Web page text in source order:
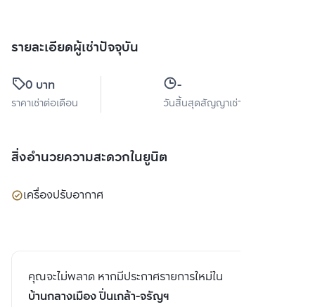
รายละเอียดผู้เช่าปัจจุบัน
0 บาท
ราคาเช่าต่อเดือน
-
วันสิ้นสุดสัญญาเช่า
สิ่งอำนวยความสะดวกในยูนิต
เครื่องปรับอากาศ
คุณจะไม่พลาด หากมีประกาศรายการใหม่ใน
บ้านกลางเมือง ปิ่นเกล้า-จรัญฯ